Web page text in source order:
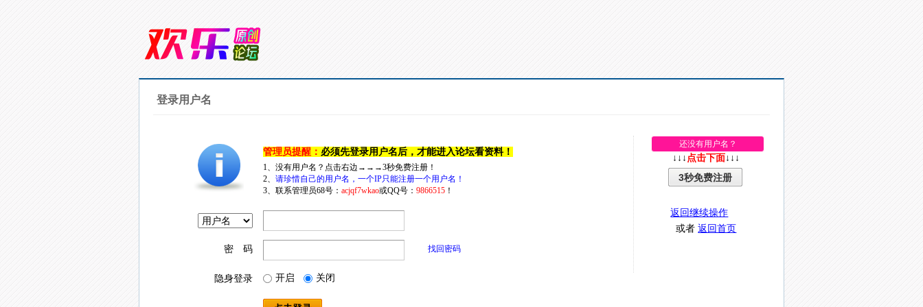
登录用户名
管理员提醒： 必须先登录用户名后，才能进入论坛看资料！
1、没有用户名？点击右边→→→3秒免费注册！
2、 请珍惜自己的用户名，一个IP只能注册一个用户名！
3、联系管理员68号： acjqf7wkao或QQ号： 9866515！
密 码 找回密码
隐身登录 开启 关闭
还没有用户名？
↓↓↓ 点击下面 ↓↓↓
3秒免费注册
返回继续操作
或者返回首页